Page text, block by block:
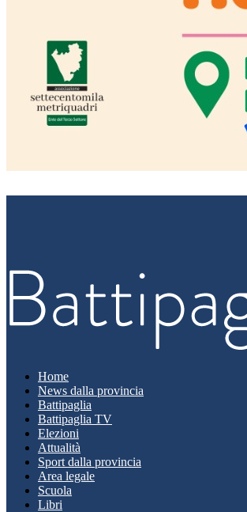
Home
News dalla provincia
Battipaglia
Battipaglia TV
Elezioni
Attualità
Sport dalla provincia
Area legale
Scuola
Libri